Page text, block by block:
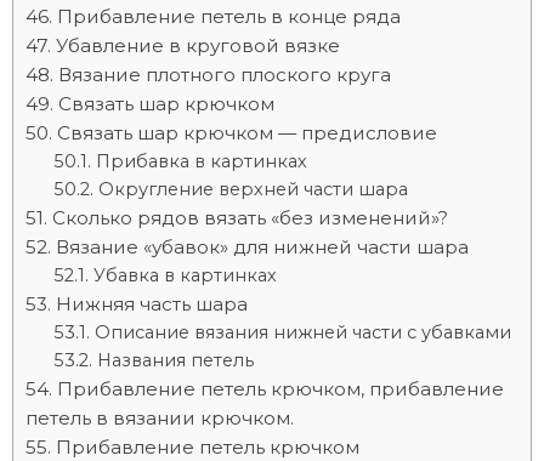
Прибавление петель в конце ряда
Убавление в круговой вязке
Вязание плотного плоского круга
Связать шар крючком
Связать шар крючком — предисловие
Прибавка в картинках
Округление верхней части шара
Сколько рядов вязать «без изменений»?
Вязание «убавок» для нижней части шара
Убавка в картинках
Нижняя часть шара
Описание вязания нижней части с убавками
Названия петель
Прибавление петель крючком, прибавление
петель в вязании крючком.
Прибавление петель крючком